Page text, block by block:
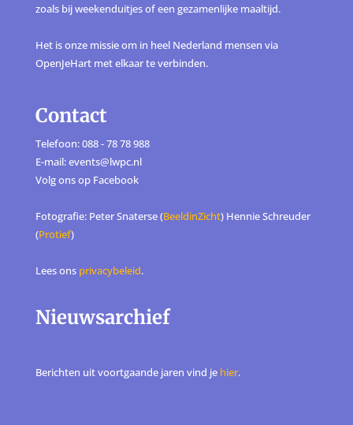
zoals bij weekenduitjes of een gezamenlijke maaltijd.
Het is onze missie om in heel Nederland mensen via
OpenJeHart met elkaar te verbinden.
Contact
Telefoon: 088 - 78 78 988
E-mail: events@lwpc.nl
Volg ons op Facebook
Fotografie: Peter Snaterse (BeeldinZicht) Hennie Schreuder
(Protief)
Lees ons privacybeleid.
Nieuwsarchief
Berichten uit voortgaande jaren vind je hier.